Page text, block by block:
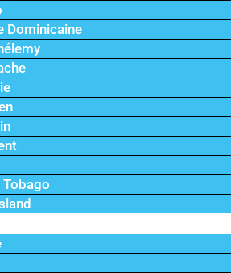
Dominicaine